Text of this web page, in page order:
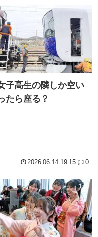
子高生の隣しか空い
たら座る？
2026.06.14 19:15 0